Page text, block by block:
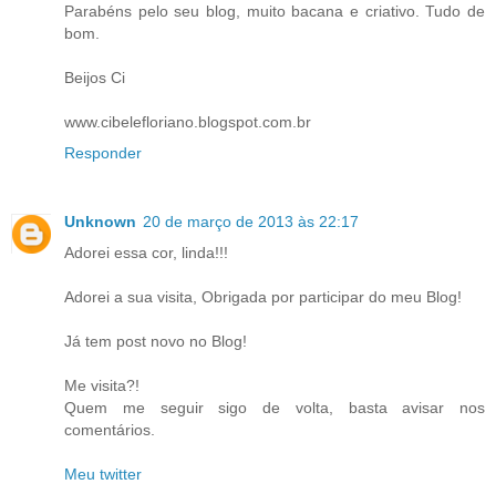
Parabéns pelo seu blog, muito bacana e criativo. Tudo de
bom.
Beijos Ci
www.cibelefloriano.blogspot.com.br
Responder
Unknown 20 de março de 2013 às 22:17
Adorei essa cor, linda!!!
Adorei a sua visita, Obrigada por participar do meu Blog!
Já tem post novo no Blog!
Me visita?!
Quem me seguir sigo de volta, basta avisar nos
comentários.
Meu twitter